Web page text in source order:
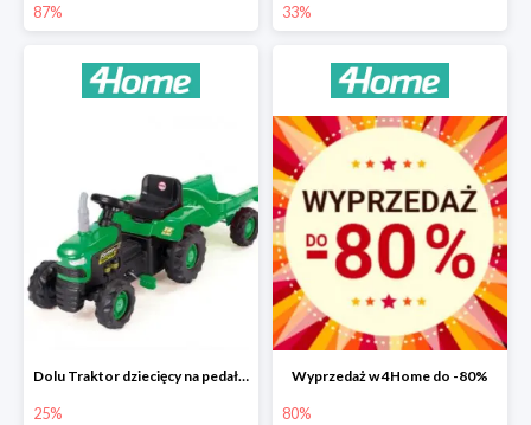
87% 33%
Dolu Traktor dziecięcy na pedały z przyczepką -25%
25%
Wyprzedaż w 4Home do -80%
80%